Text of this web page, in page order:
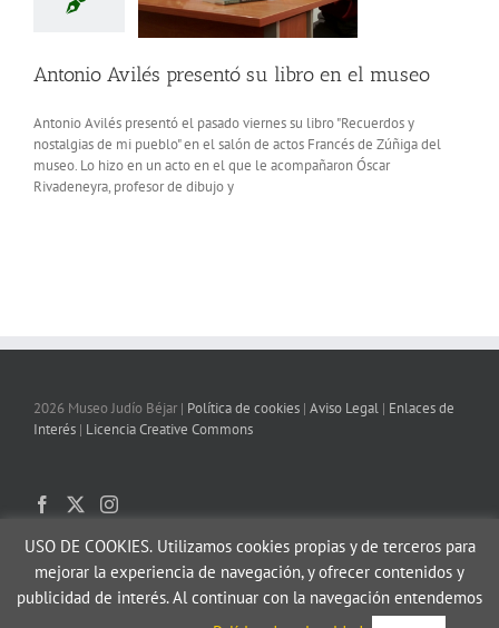
Antonio Avilés presentó su libro en el museo
Antonio Avilés presentó el pasado viernes su libro "Recuerdos y
nostalgias de mi pueblo" en el salón de actos Francés de Zúñiga del
museo. Lo hizo en un acto en el que le acompañaron Óscar
Rivadeneyra, profesor de dibujo y
2026 Museo Judío Béjar | Política de cookies | Aviso Legal | Enlaces de
Interés | Licencia Creative Commons
USO DE COOKIES.Utilizamos cookies propias y de terceros para
mejorar la experiencia de navegación, y ofrecer contenidos y
publicidad de interés. Al continuar con la navegación entendemos